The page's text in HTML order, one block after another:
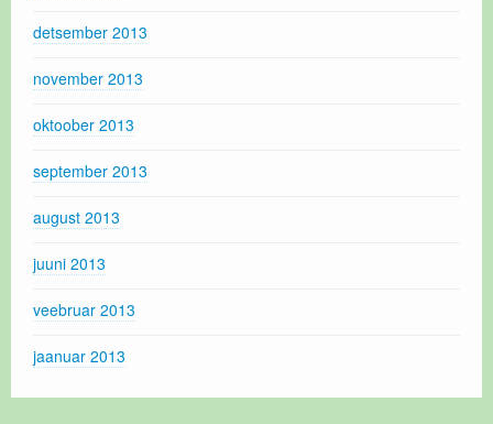
detsember 2013
november 2013
oktoober 2013
september 2013
august 2013
juuni 2013
veebruar 2013
jaanuar 2013